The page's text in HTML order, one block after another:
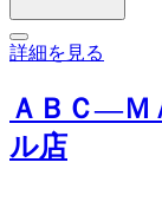
詳細を見る
ＡＢＣ―Ｍ
ル店